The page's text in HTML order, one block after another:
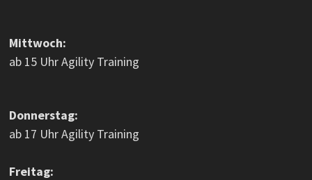
Mittwoch:
ab 15 Uhr Agility Training
Donnerstag:
ab 17 Uhr Agility Training
Freitag: